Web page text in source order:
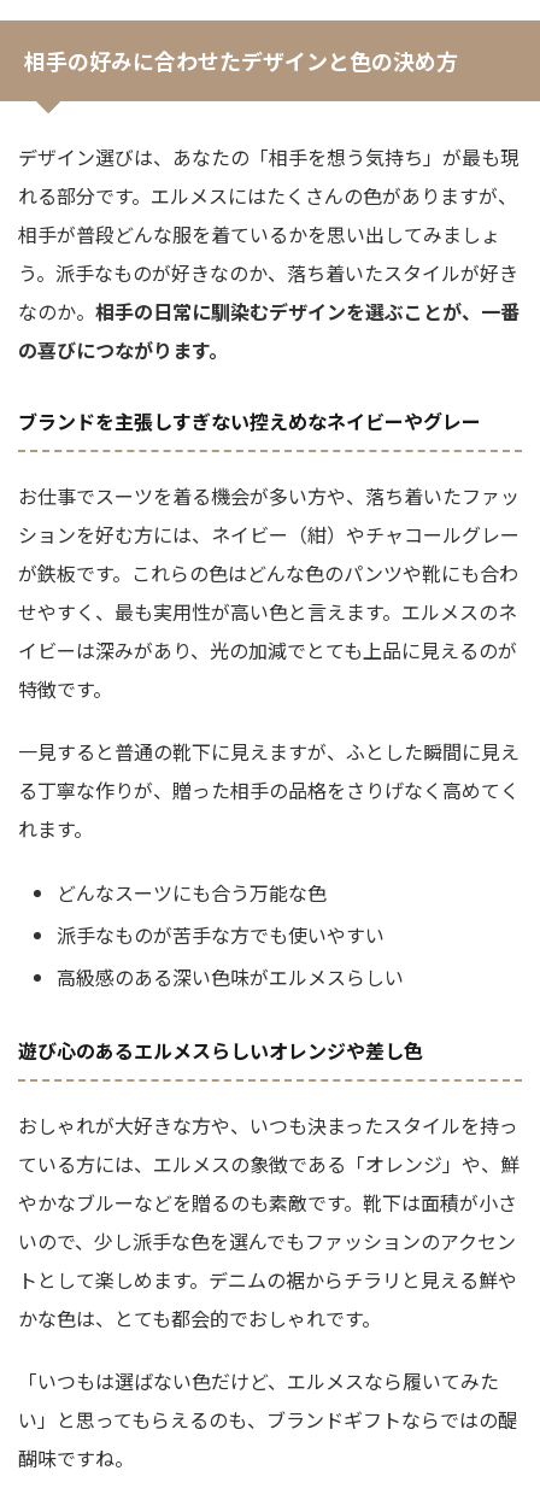
相手の好みに合わせたデザインと色の決め方
デザイン選びは、あなたの「相手を想う気持ち」が最も現
れる部分です。エルメスにはたくさんの色がありますが、
相手が普段どんな服を着ているかを思い出してみましょ
う。派手なものが好きなのか、落ち着いたスタイルが好き
なのか。 相手の日常に馴染むデザインを選ぶことが、一番
の喜びにつながります。
ブランドを主張しすぎない控えめなネイビーやグレー
お仕事でスーツを着る機会が多い方や、落ち着いたファッ
ションを好む方には、ネイビー（紺）やチャコールグレー
が鉄板です。これらの色はどんな色のパンツや靴にも合わ
せやすく、最も実用性が高い色と言えます。エルメスのネ
イビーは深みがあり、光の加減でとても上品に見えるのが
特徴です。
一見すると普通の靴下に見えますが、ふとした瞬間に見え
る丁寧な作りが、贈った相手の品格をさりげなく高めてく
れます。
どんなスーツにも合う万能な色
派手なものが苦手な方でも使いやすい
高級感のある深い色味がエルメスらしい
遊び心のあるエルメスらしいオレンジや差し色
おしゃれが大好きな方や、いつも決まったスタイルを持っ
ている方には、エルメスの象徴である「オレンジ」や、鮮
やかなブルーなどを贈るのも素敵です。靴下は面積が小さ
いので、少し派手な色を選んでもファッションのアクセン
トとして楽しめます。デニムの裾からチラリと見える鮮や
かな色は、とても都会的でおしゃれです。
「いつもは選ばない色だけど、エルメスなら履いてみた
い」と思ってもらえるのも、ブランドギフトならではの醍
醐味ですね。